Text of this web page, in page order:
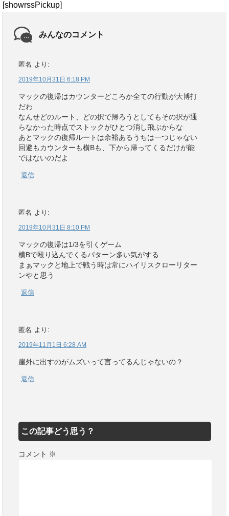
[showrssPickup]
みんなのコメント
匿名 より:
2019年10月31日 6:18 PM
マックの復帰はカウンターどころか全ての行動が大博打
だわ
なんせどのルート、どの択で帰ろうとしてもその択が通
らなかった時点でストックがひとつ消し飛ぶからな
あとマックの復帰ルートは余裕あるうちは一つじゃない
回避もカウンターも横Bも、下から帰ってくるだけが能
ではないのだよ
返信
匿名 より:
2019年10月31日 8:10 PM
マックの復帰は1/3を引くゲーム
横Bで殴り込んでくるパターン多い気がする
まぁマックと地上で戦う時は常にハイリスクローリター
ンやと思う
返信
匿名 より:
2019年11月1日 6:28 AM
崖外に出すのがムズいって言ってるんじゃないの？
返信
この記事どう思う？
コメント ※